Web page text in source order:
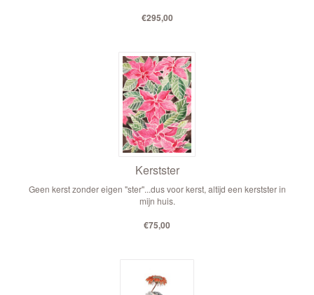
€295,00
Kerstster
Geen kerst zonder eigen "ster"...dus voor kerst, altijd een kerstster in
mijn huis.
€75,00